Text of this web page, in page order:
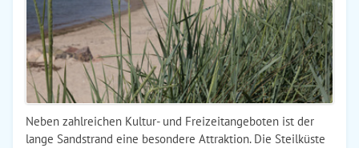
Neben zahlreichen Kultur- und Freizeitangeboten ist der
lange Sandstrand eine besondere Attraktion. Die Steilküste